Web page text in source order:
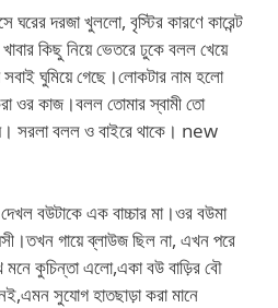
ঘরের দরজা খুললো, বৃস্টির কারণে কারেন্ট
কিছু নিয়ে ভেতরে ঢুকে বলল খেয়ে
সবাই ঘুমিয়ে গেছে।লোকটার নাম হলো
ওর কাজ।বলল তোমার স্বামী তো
সরলা বলল ও বাইরে থাকে। new
বউটাকে এক বাচ্চার মা।ওর বউমা
গায়ে ব্লাউজ ছিল না, এখন পরে
কুচিন্তা এলো,একা বউ বাড়ির বৌ
সুযোগ হাতছাড়া করা মানে